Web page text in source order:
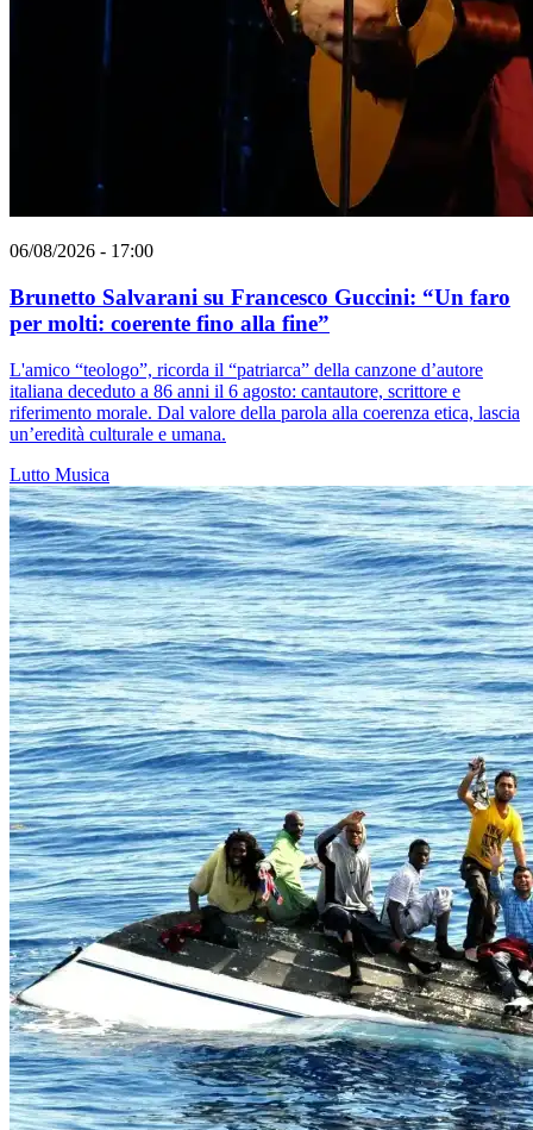
06/08/2026 - 17:00
Brunetto Salvarani su Francesco Guccini: “Un faro
per molti: coerente fino alla fine”
L'amico “teologo”, ricorda il “patriarca” della canzone d’autore
italiana deceduto a 86 anni il 6 agosto: cantautore, scrittore e
riferimento morale. Dal valore della parola alla coerenza etica, lascia
un’eredità culturale e umana.
Lutto Musica